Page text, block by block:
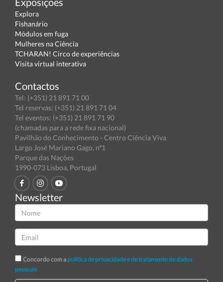
Explora
Fishanário
Módulos em fuga
Mulheres na Ciência
TCHARAN! Circo de experiências
Visita virtual interativa
Contactos
Tel: (+351) 21 891 71 00
Tel reservas: (+351) 21 891 71 04
Tel eventos: (+351) 21 891 71 90
(chamadas para a rede fixa nacional)
Pavilhão do Conhecimento - Centro Ciência Viva
Largo José Mariano Gago, nº1
Parque das Nações
1990-073 Lisboa, Portugal
Newsletter
Concordo com a política de privacidade e de tratamento de dados
pessoais